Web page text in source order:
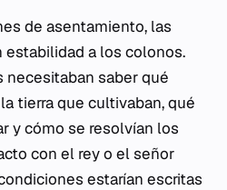
de asentamiento, las
estabilidad a los colonos.
necesitaban saber qué
tierra que cultivaban, qué
y cómo se resolvían los
con el rey o el señor
estarían escritas